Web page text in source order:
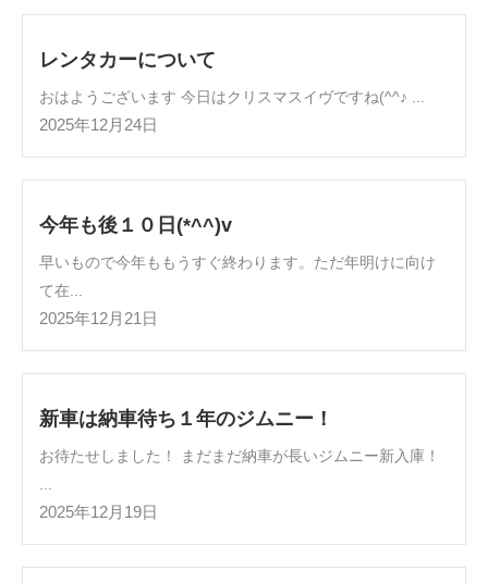
レンタカーについて
おはようございます 今日はクリスマスイヴですね(^^♪ ...
2025年12月24日
今年も後１０日(*^^)v
早いもので今年ももうすぐ終わります。ただ年明けに向け
て在...
2025年12月21日
新車は納車待ち１年のジムニー！
お待たせしました！ まだまだ納車が長いジムニー新入庫！
2025年12月19日